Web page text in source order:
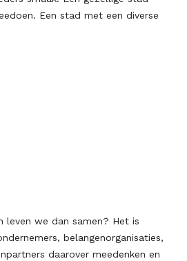
Een stad met een diverse
leven we dan samen? Het is
belangenorganisaties,
daarover meedenken en